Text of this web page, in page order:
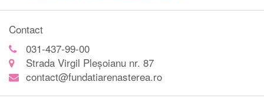
Contact
031-437-99-00
Strada Virgil Pleșoianu nr. 87
contact@fundatiarenasterea.ro